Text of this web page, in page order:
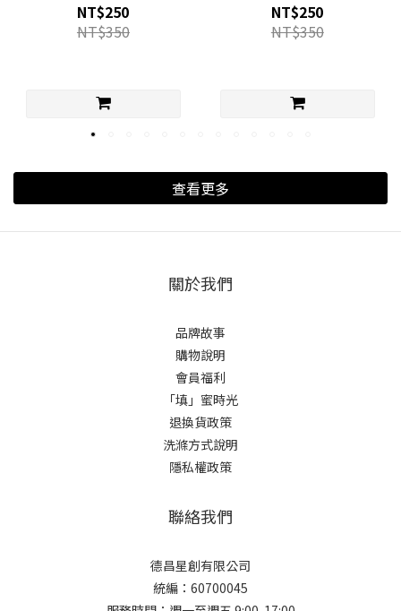
NT$250
NT$350
NT$250
NT$350
查看更多
關於我們
品牌故事
購物說明
會員福利
「填」蜜時光
退換貨政策
洗滌方式說明
隱私權政策
聯絡我們
德昌星創有限公司
統編：60700045